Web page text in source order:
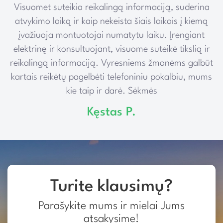
Visuomet suteikia reikalingą informaciją, suderina
atvykimo laiką ir kaip nekeista šiais laikais į kiemą
įvažiuoja montuotojai numatytu laiku. Įrengiant
elektrinę ir konsultuojant, visuome suteikė tikslią ir
reikalingą informaciją. Vyresniems žmonėms galbūt
kartais reikėtų pagelbėti telefoniniu pokalbiu, mums
kie taip ir darė. Sėkmės
Kęstas P.
Turite klausimų?
Parašykite mums ir mielai Jums
atsakysime!